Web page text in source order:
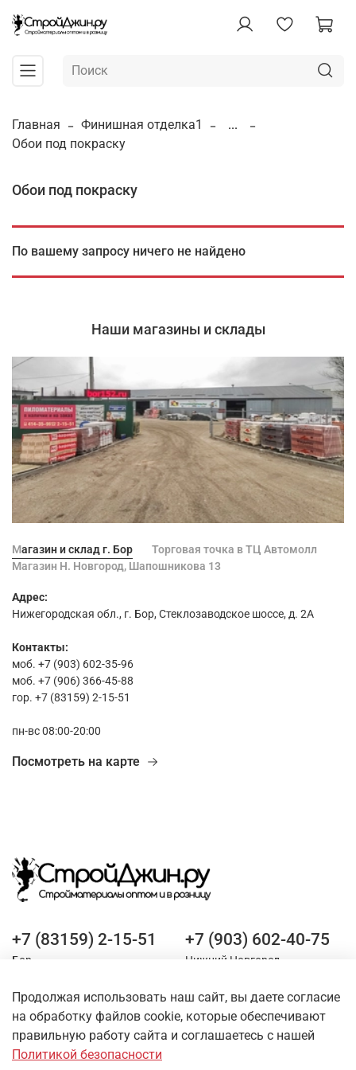
Главная Финишная отделка1
...
Обои под покраску
Обои под покраску
По вашему запросу ничего не найдено
Наши магазины и склады
Магазин и склад г. Бор
Торговая точка в ТЦ Автомолл
Магазин Н. Новгород, Шапошникова 13
Адрес:
Нижегородская обл., г. Бор, Стеклозаводское шоссе, д. 2А
Контакты:
моб. +7 (903) 602-35-96
моб. +7 (906) 366-45-88
гор. +7 (83159) 2-15-51
пн-вс 08:00-20:00
Посмотреть на карте
+7 (83159) 2-15-51
Бор
+7 (903) 602-40-75
Нижний Новгород
Оставайтесь на связи
Продолжая использовать наш сайт, вы даете согласие
на обработку файлов cookie, которые обеспечивают
правильную работу сайта и соглашаетесь с нашей
Политикой безопасности